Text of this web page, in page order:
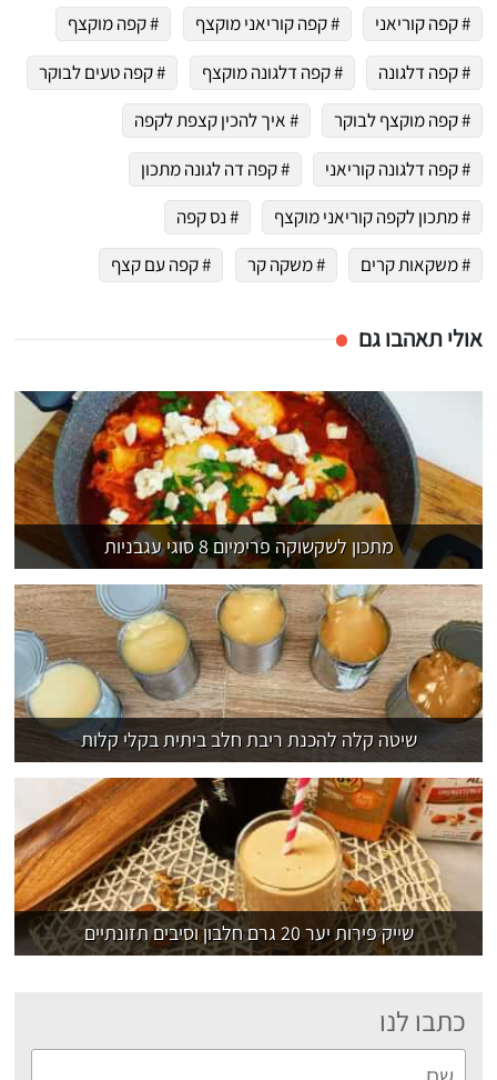
# קפה קוריאני # קפה קוריאני מוקצף
# קפה מוקצף
# קפה דלגונה
# קפה דלגונה מוקצף
# קפה טעים לבוקר
# קפה מוקצף לבוקר
# איך להכין קצפת לקפה
# קפה דלגונה קוריאני
# קפה דה לגונה מתכון
# מתכון לקפה קוריאני מוקצף
# נס קפה
# משקאות קרים
# משקה קר # קפה עם קצף
אולי תאהבו גם
מתכון לשקשוקה פרימיום 8 סוגי עגבניות
שיטה קלה להכנת ריבת חלב ביתית בקלי קלות
שייק פירות יער 20 גרם חלבון וסיבים תזונתיים
כתבו לנו